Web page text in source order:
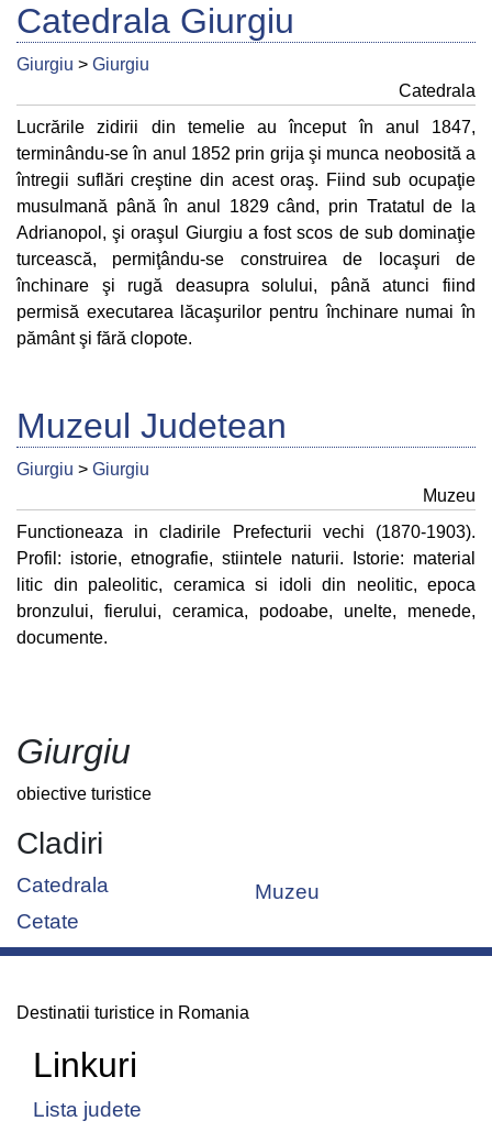
Catedrala Giurgiu
Giurgiu > Giurgiu
Catedrala
Lucrările zidirii din temelie au început în anul 1847,
terminându-se în anul 1852 prin grija şi munca neobosită a
întregii suflări creştine din acest oraş. Fiind sub ocupaţie
musulmană până în anul 1829 când, prin Tratatul de la
Adrianopol, şi oraşul Giurgiu a fost scos de sub dominaţie
turcească, permiţându-se construirea de locaşuri de
închinare şi rugă deasupra solului, până atunci fiind
permisă executarea lăcaşurilor pentru închinare numai în
pământ şi fără clopote.
Muzeul Judetean
Giurgiu > Giurgiu
Muzeu
Functioneaza in cladirile Prefecturii vechi (1870-1903).
Profil: istorie, etnografie, stiintele naturii. Istorie: material
litic din paleolitic, ceramica si idoli din neolitic, epoca
bronzului, fierului, ceramica, podoabe, unelte, menede,
documente.
Giurgiu
obiective turistice
Cladiri
Catedrala
Cetate
Muzeu
Destinatii turistice in Romania
Linkuri
Lista judete